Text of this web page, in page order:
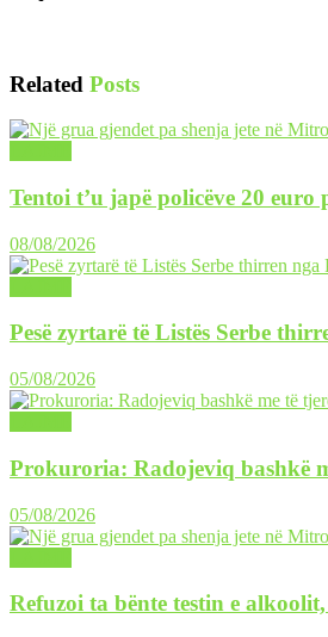
Related Posts
Tentoi t’u japë policëve 20
08/08/2026
Pesë zyrtarë të Listës Serbe
05/08/2026
Prokuroria: Radojeviq bashkë
05/08/2026
Refuzoi ta bënte testin e